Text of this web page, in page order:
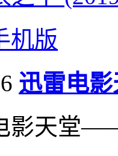
机版
迅雷电
影天堂